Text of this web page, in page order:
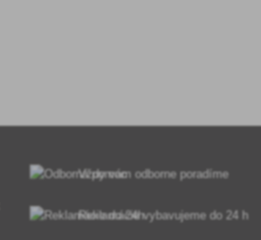
Vždy vám odborne poradíme
Reklamácie vybavujeme do 24 h